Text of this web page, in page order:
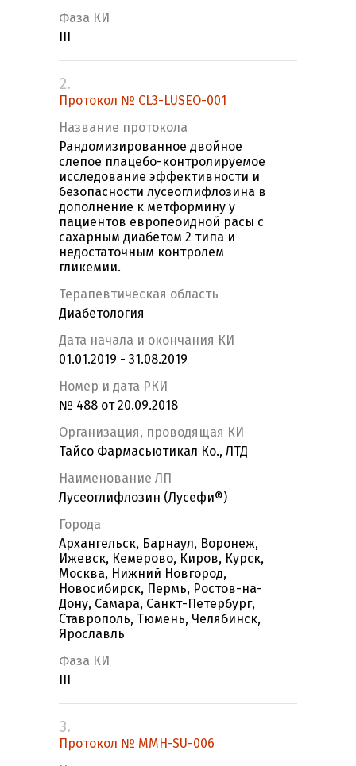
Фаза КИ
2.
Протокол № CL3-LUSEO-001
Название протокола
Рандомизированное двойное
слепое плацебо-контролируемое
исследование эффективности и
безопасности лусеоглифлозина в
дополнение к метформину у
пациентов европеоидной расы с
сахарным диабетом 2 типа и
недостаточным контролем
гликемии.
Терапевтическая область
Диабетология
Дата начала и окончания КИ
01.01.2019 - 31.08.2019
Номер и дата РКИ
№ 488 от 20.09.2018
Организация, проводящая КИ
Тайсо Фармасьютикал Ко., ЛТД
Наименование ЛП
Лусеоглифлозин (Лусефи®)
Города
Архангельск, Барнаул, Воронеж,
Ижевск, Кемерово, Киров, Курск,
Москва, Нижний Новгород,
Новосибирск, Пермь, Ростов-на-
Дону, Самара, Санкт-Петербург,
Ставрополь, Тюмень, Челябинск,
Ярославль
Фаза КИ
3.
Протокол № MMH-SU-006